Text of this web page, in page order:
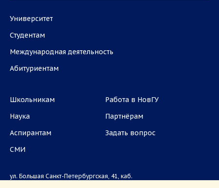
Университет
Студентам
Международная деятельность
Абитуриентам
Школьникам
Наука
Аспирантам
СМИ
Работа в НовГУ
Партнёрам
Задать вопрос
ул. Большая Санкт-Петербургская, 41, каб.